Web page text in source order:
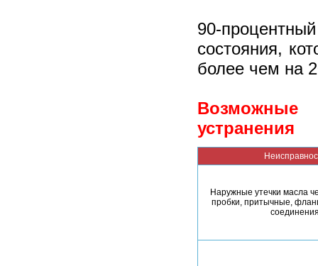
90-
состояния,
более чем на
Возможные
устранения
Наружные утечки масла
пробки, притычные,